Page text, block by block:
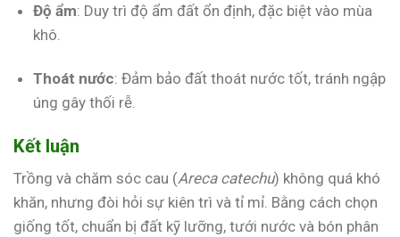
Độ ẩm: Duy trì độ ẩm đất ổn định, đặc biệt vào mùa
khô.
Thoát nước: Đảm bảo đất thoát nước tốt, tránh ngập
úng gây thối rễ.
Kết luận
Trồng và chăm sóc cau (Areca catechu) không quá khó
khăn, nhưng đòi hỏi sự kiên trì và tỉ mỉ. Bằng cách chọn
giống tốt, chuẩn bị đất kỹ lưỡng, tưới nước và bón phân